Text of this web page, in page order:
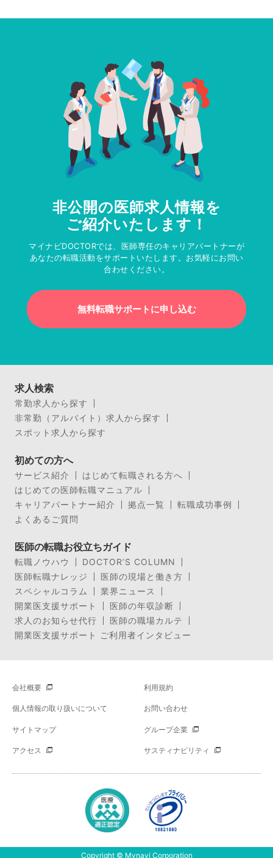
非公開の医師求人情報を
ご紹介いたします！
マイナビDOCTORでは、医師専任のキャリアパートナーが
あなたの転職活動をサポートいたします。お気軽にお問い
合わせください。
無料転職サポートに申し込む
求人検索
常勤求人から探す
非常勤（アルバイト）求人から探す
スポット求人から探す
初めての方へ
サービス紹介
はじめて転職される方へ
はじめての医師転職マニュアル
キャリアパートナー紹介
拠点一覧
転職成功事例
よくあるご質問
医師の転職お役立ちガイド
転職ノウハウ
DOCTOR’S COLUMN
医師転職ナレッジ
医師の現場と働き方
スペシャルコラム
業界ニュース
開業医支援サポート
医師の年収診断
求人のお知らせ代行
医師の職場カルテ
開業医支援サポート ご利用者インタビュー
会社概要 利用規約
個人情報の取り扱いについて お問い合わせ
サイトマップ グループ企業
アクセス サスティナビリティ
Copyright © Mynavi Corporation